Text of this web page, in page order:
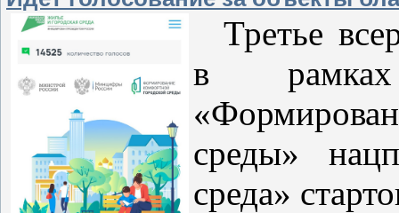
Третье
в рамках
среды»
среда»